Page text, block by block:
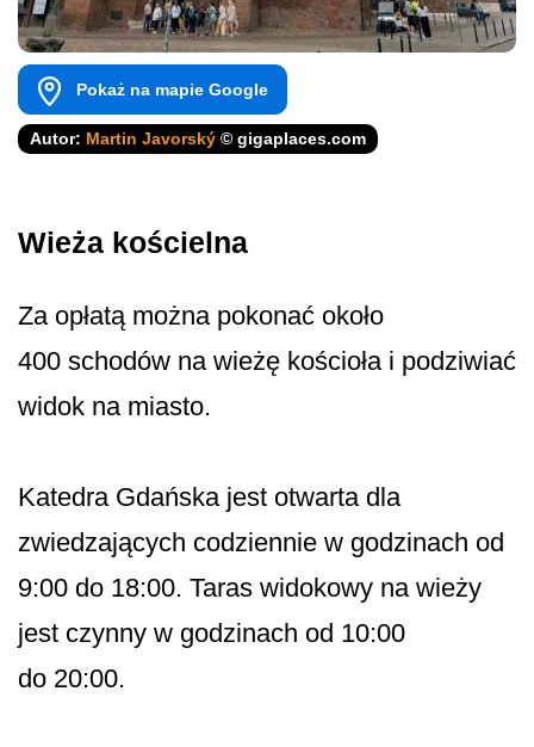
Pokaż na mapie Google
Autor: Martin Javorský © gigaplaces.com
Wieża kościelna
Za opłatą można pokonać około
400 schodów na wieżę kościoła i podziwiać
widok na miasto.
Katedra Gdańska jest otwarta dla
zwiedzających codziennie w godzinach od
9:00 do 18:00. Taras widokowy na wieży
jest czynny w godzinach od 10:00
do 20:00.